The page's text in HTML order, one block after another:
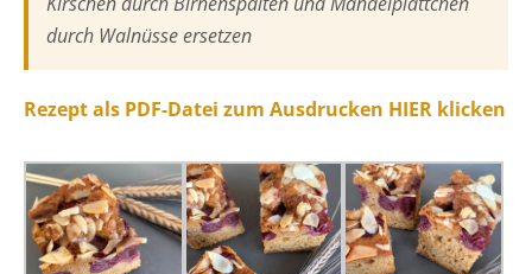
durch Walnüsse ersetzen
Rezept als PDF-Datei zum Ausdrucken HIER klicken